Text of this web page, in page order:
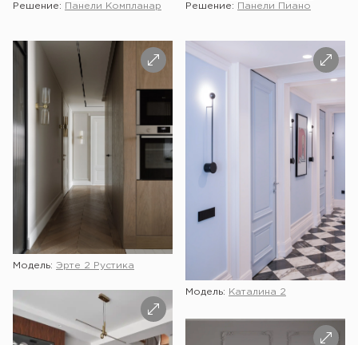
Решение:
Панели Компланар
Решение:
Панели Пиано
Модель: Эрте 2 Рустика
Модель: Каталина 2